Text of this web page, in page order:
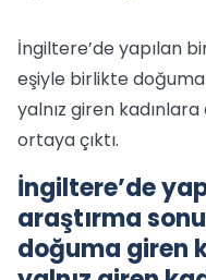
İngiltere’de yapılan
eşiyle birlikte
yalnız giren
ortaya çıktı.
İngiltere’de
araştırma
doğuma giren